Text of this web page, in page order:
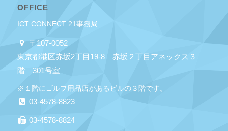
OFFICE
ICT CONNECT 21事務局
〒107-0052
東京都港区赤坂2丁目19-8 赤坂２丁目アネックス３
階 301号室
※１階にゴルフ用品店があるビルの３階です。
03-4578-8823
03-4578-8824